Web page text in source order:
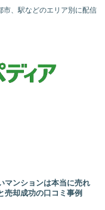
市、駅などのエリア別に配信
マンションは本当に売れ
売却成功の口コミ事例